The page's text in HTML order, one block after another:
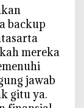
backup
mereka
jawab
gitu ya.